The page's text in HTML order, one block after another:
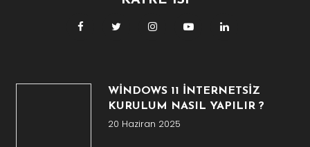
WİNDOWS 11 İNTERNETSİZ
KURULUM NASIL YAPILIR ?
20 Haziran 2025